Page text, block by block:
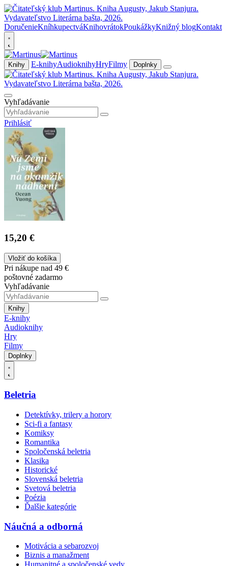
DoručenieKníhkupectváKnihovrátokPoukážkyKnižný blogKontakt
Knihy E-knihyAudioknihyHryFilmy Doplnky
Vyhľadávanie
Prihlásiť
15,20 €
Vložiť do košíka
Pri nákupe nad 49 €
poštovné zadarmo
Vyhľadávanie
Knihy
E-knihy
Audioknihy
Hry
Filmy
Doplnky
Beletria
Detektívky, trilery a horory
Sci-fi a fantasy
Komiksy
Romantika
Spoločenská beletria
Klasika
Historické
Slovenská beletria
Svetová beletria
Poézia
Ďalšie kategórie
Náučná a odborná
Motivácia a sebarozvoj
Biznis a manažment